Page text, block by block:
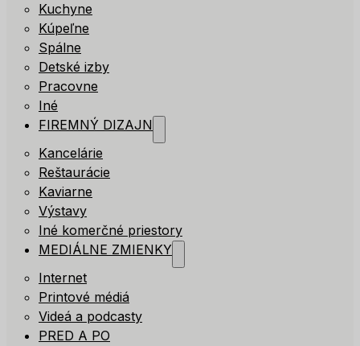
Kuchyne
Kúpeľne
Spálne
Detské izby
Pracovne
Iné
FIREMNÝ DIZAJN
Kancelárie
Reštaurácie
Kaviarne
Výstavy
Iné komerčné priestory
MEDIÁLNE ZMIENKY
Internet
Printové médiá
Videá a podcasty
PRED A PO